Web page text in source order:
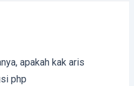
apakah kak aris
php